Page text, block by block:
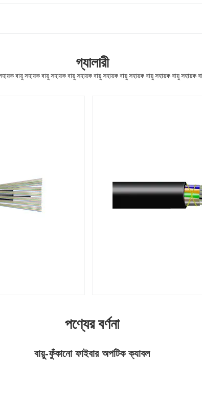
গ্যালারী
বায়ু সহায়ক বায়ু সহায়ক বায়ু সহায়ক বায়ু সহায়ক বায়ু সহায়ক বায়ু সহায়ক বায়ু সহায়ক
পণ্যের বর্ণনা
বায়ু-ফুঁকানো ফাইবার অপটিক ক্যাবল